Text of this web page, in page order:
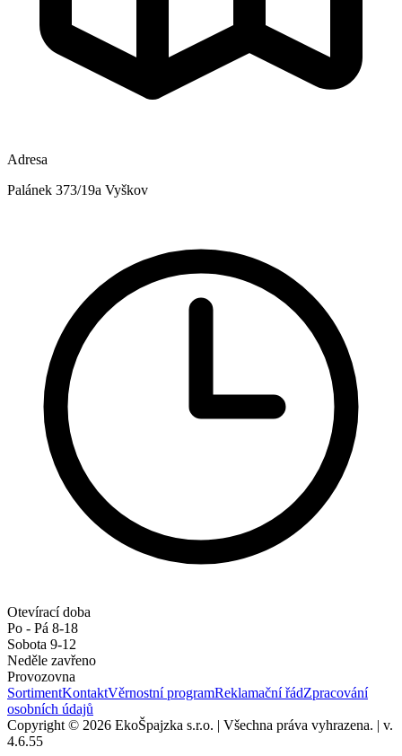
Adresa
Palánek 373/19a Vyškov
Otevírací doba
Po - Pá 8-18
Sobota 9-12
Neděle zavřeno
Provozovna
SortimentKontaktVěrnostní programReklamační řádZpracování
osobních údajů
Copyright © 2026 EkoŠpajzka s.r.o. | Všechna práva vyhrazena. | v.
4.6.55